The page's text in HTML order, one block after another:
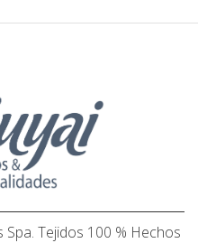
Tejidos 100 % Hechos